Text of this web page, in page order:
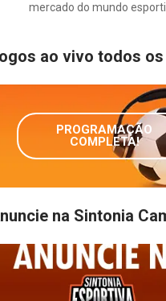
mercado do mundo
ao vivo todos
PROGRAMAÇÃO
COMPLETA!
na Sintonia